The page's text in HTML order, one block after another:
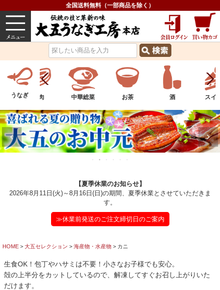
全国送料無料（一部商品を除く）
うなぎ 内祝い グルメ
うなぎ お肉 中華総菜 お茶 酒 スイ
【夏季休業のお知らせ】
2026年8月11日(火)～8月16日(日)の期間、夏季休業とさせていただきま
す。
≫休業前発送のご注文締切日のご案内
HOME 大五セレクション 海産物・水産物 カニ
生食OK！包丁やハサミは不要！小さなお子様でも安心。
殻の上半分をカットしているので、解凍してすぐお召し上がりいた
だけます。